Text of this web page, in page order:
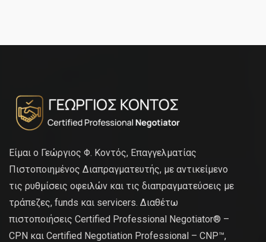
Είμαι ο Γεώργιος Φ. Κοντός, Επαγγελματίας
Πιστοποιημένος Διαπραγματευτής, με αντικείμενο
τις ρυθμίσεις οφειλών και τις διαπραγματεύσεις με
τράπεζες, funds και servicers. Διαθέτω
πιστοποιήσεις Certified Professional Negotiator® –
CPN και Certified Negotiation Professional – CNP™,